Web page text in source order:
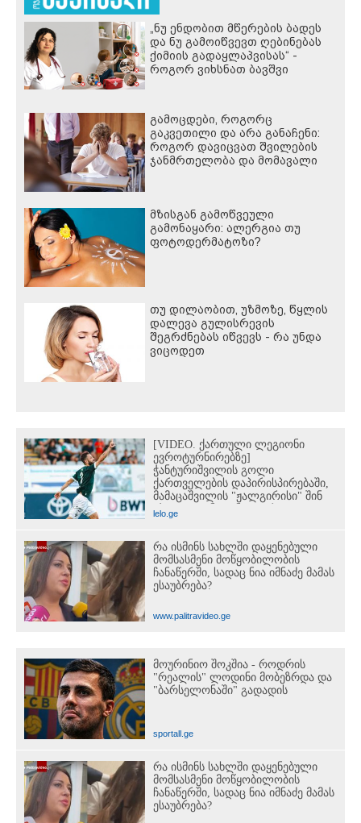
„ნუ ენდობით მწერების ბადეს
და ნუ გამოიწვევთ ღებინებას
ქიმიის გადაყლაპვისას“ -
როგორ ვიხსნათ ბავშვი
გამოცდები, როგორც
გაკვეთილი და არა განაჩენი:
როგორ დავიცვათ შვილების
ჯანმრთელობა და მომავალი
მზისგან გამოწვეული
გამონაყარი: ალერგია თუ
ფოტოდერმატოზი?
თუ დილაობით, უზმოზე, წყლის
დალევა გულისრევის
შეგრძნებას იწვევს - რა უნდა
ვიცოდეთ
[VIDEO. ქართული ლეგიონი
ევროტურნირებზე]
ჭანტურიშვილის გოლი
ქართველების დაპირისპირებაში,
მამაცაშვილის "ჟალგირისი" შინ
"ჰაიდუკთან" განადგურდა...
lelo.ge
რა ისმინს სახლში დაყენებული
მომსასმენი მოწყობილობის
ჩანაწერში, სადაც ნია იმნაძე მამას
ესაუბრება?
www.palitravideo.ge
მოურინიო შოკშია - როდრის
"რეალის" ლოდინი მობეზრდა და
"ბარსელონაში" გადადის
sportall.ge
რა ისმინს სახლში დაყენებული
მომსასმენი მოწყობილობის
ჩანაწერში, სადაც ნია იმნაძე მამას
ესაუბრება?